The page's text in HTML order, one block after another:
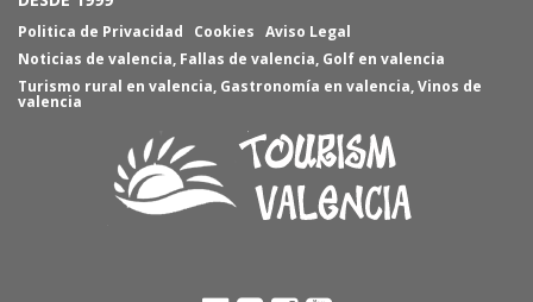
Politica de Privacidad Cookies Aviso Legal
Noticias de valencia, Fallas de valencia, Golf en valencia
Turismo rural en valencia, Gastronomía en valencia,Vinos de
valencia